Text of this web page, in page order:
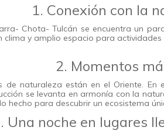
1. Conexión con la
Chota- Tulcán se encuentra un
clima y amplio espacio para
2. Momentos
de naturaleza están en el Oriente.
se levanta en armonía con la
hecho para descubrir un ecosistema
Una noche en lugares